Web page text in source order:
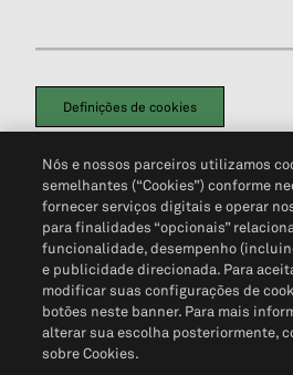
Definições de cookies
Política de PrivacidadePortal de
Não Venda Minhas Informações Pessoais
Nós e nossos parceiros utilizamos
semelhantes (“Cookies”) conforme
fornecer serviços digitais e operar
para finalidades “opcionais”
funcionalidade, desempenho
e publicidade direcionada. Para
modificar suas configurações de
botões neste banner. Para mais
alterar sua escolha posteriormente,
sobre Cookies.